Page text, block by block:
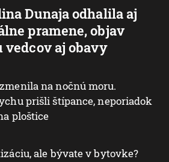
Dunaja odhalila aj
pramene, objav
vedcov aj obavy
na nočnú moru.
prišli štípance, neporiadok
ploštice
ale bývate v bytovke?